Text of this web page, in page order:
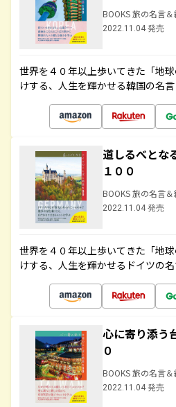
BOOKS 旅の名言＆
2022.11.04 発売
世界を４０年以上歩いてきた「地
けする、人生を輝かせる韓国の名
道しるべとな
１００
BOOKS 旅の名言＆
2022.11.04 発売
世界を４０年以上歩いてきた「地
けする、人生を輝かせるドイツの
心に寄り添う
０
BOOKS 旅の名言＆
2022.11.04 発売